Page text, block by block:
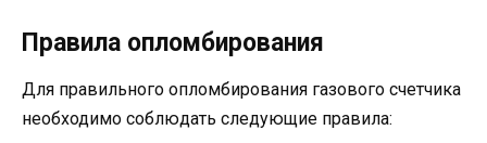
Правила опломбирования
Для правильного опломбирования газового счетчика
необходимо соблюдать следующие правила: